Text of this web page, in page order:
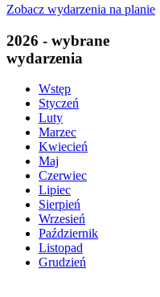
Zobacz wydarzenia na planie
2026 - wybrane
wydarzenia
Wstęp
Styczeń
Luty
Marzec
Kwiecień
Maj
Czerwiec
Lipiec
Sierpień
Wrzesień
Październik
Listopad
Grudzień